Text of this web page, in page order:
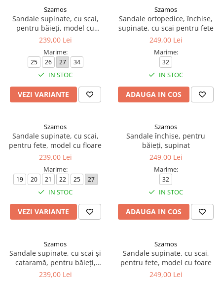
Szamos
Sandale supinate, cu scai,
pentru băieți, model cu
buldozer
239,00 Lei
Marime:
25 26 27 34
IN STOC
VEZI VARIANTE
Szamos
Sandale ortopedice, închise,
supinate, cu scai pentru fete
249,00 Lei
Marime:
32
IN STOC
ADAUGA IN COS
Szamos
Sandale supinate, cu scai,
pentru fete, model cu floare
239,00 Lei
Marime:
19 20 21 22 25 27
IN STOC
VEZI VARIANTE
Szamos
Sandale închise, pentru
băieți, supinat
249,00 Lei
Marime:
32
IN STOC
ADAUGA IN COS
Szamos
Sandale supinate, cu scai și
cataramă, pentru băieți,
model cu mașină de pompieri
239,00 Lei
Szamos
Sandale supinate, cu scai,
pentru fete, model cu foare
249,00 Lei